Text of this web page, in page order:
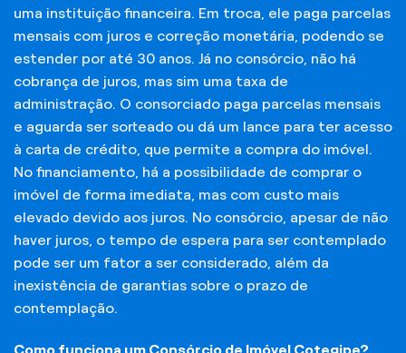
uma instituição financeira. Em troca, ele paga parcelas
mensais com juros e correção monetária, podendo se
estender por até 30 anos. Já no consórcio, não há
cobrança de juros, mas sim uma taxa de
administração. O consorciado paga parcelas mensais
e aguarda ser sorteado ou dá um lance para ter acesso
à carta de crédito, que permite a compra do imóvel.
No financiamento, há a possibilidade de comprar o
imóvel de forma imediata, mas com custo mais
elevado devido aos juros. No consórcio, apesar de não
haver juros, o tempo de espera para ser contemplado
pode ser um fator a ser considerado, além da
inexistência de garantias sobre o prazo de
contemplação.